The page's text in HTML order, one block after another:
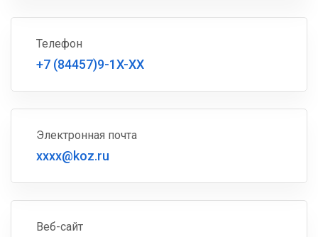
Телефон
+7 (84457)9-1X-XX
Электронная почта
xxxx@koz.ru
Веб-сайт